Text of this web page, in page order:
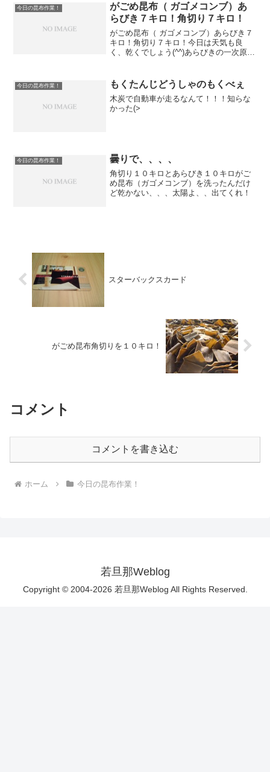
今日の昆布作業！
がごめ昆布（ ガゴメコンブ）あ
らびき７キロ！角切り７キロ！
がごめ昆布（ ガゴメコンブ）あらびき７
キロ！角切り７キロ！今日は天気も良
く、乾くでしょう(^^)あらびきの一次原料
今日の昆布作業！ もくたんじどうしゃのもくべぇ
木炭で自動車が走るなんて！！！知らな
かった(>
今日の昆布作業！ 曇りで、、、、
角切り１０キロとあらびき１０キロがご
め昆布（ガゴメコンブ）を洗ったんだけ
ど乾かない、、、太陽よ、、出てくれ！
スターバックスカード
がごめ昆布角切りを１０キロ！
コメント
コメントを書き込む
ホーム 今日の昆布作業！
若旦那Weblog
Copyright © 2004-2026 若旦那Weblog All Rights Reserved.